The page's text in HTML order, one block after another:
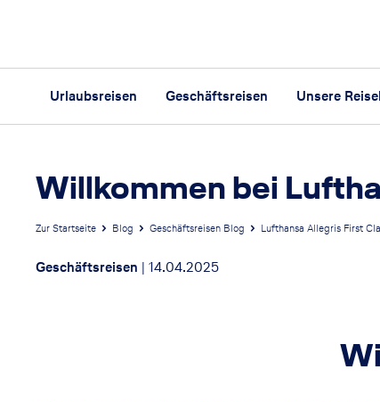
Urlaubsreisen Geschäftsreisen Unsere
Willkommen bei
Zur Startseite Blog Geschäftsreisen Blog Lufthansa Allegris First
Geschäftsreisen | 14.04.2025